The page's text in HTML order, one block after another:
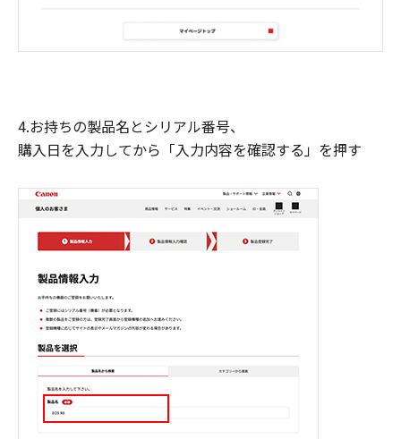
4.お持ちの製品名とシリアル番号、
購入日を入力してから「入力内容を確認する」を押す